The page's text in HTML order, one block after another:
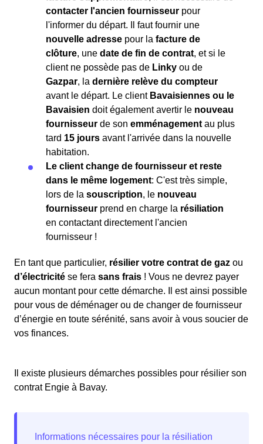
contacter l'ancien fournisseur pour
l'informer du départ. Il faut fournir une
nouvelle adresse pour la facture de
clôture, une date de fin de contrat, et si le
client ne possède pas de Linky ou de
Gazpar, la dernière relève du compteur
avant le départ. Le client Bavaisiennes ou le
Bavaisien doit également avertir le nouveau
fournisseur de son emménagement au plus
tard 15 jours avant l'arrivée dans la nouvelle
habitation.
Le client change de fournisseur et reste
dans le même logement: C'est très simple,
lors de la souscription, le nouveau
fournisseur prend en charge la résiliation
en contactant directement l'ancien
fournisseur !
En tant que particulier, résilier votre contrat de gaz ou
d’électricité se fera sans frais ! Vous ne devrez payer
aucun montant pour cette démarche. Il est ainsi possible
pour vous de déménager ou de changer de fournisseur
d’énergie en toute sérénité, sans avoir à vous soucier de
vos finances.
Il existe plusieurs démarches possibles pour résilier son
contrat Engie à Bavay.